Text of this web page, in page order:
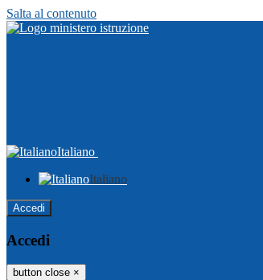
Salta al contenuto
Italiano
Italiano
Accedi
Accedi
button close ×